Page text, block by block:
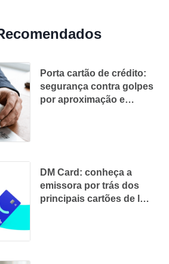
Porta cartão de crédito:
segurança contra golpes
por aproximação e
DM Card: conheça a
emissora por trás dos
principais cartões de loja